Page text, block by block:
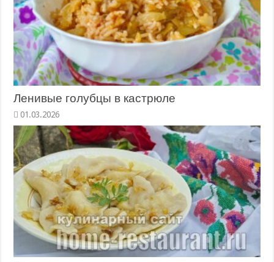
Ленивые голубцы в кастрюле
01.03.2026